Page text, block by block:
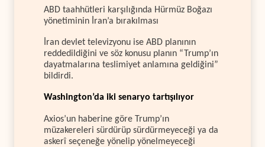
ABD taahhütleri karşılığında Hürmüz Boğazı
yönetiminin İran’a bırakılması
İran devlet televizyonu ise ABD planının
reddedildiğini ve söz konusu planın “Trump’ın
dayatmalarına teslimiyet anlamına geldiğini”
bildirdi.
Washington’da iki senaryo tartışılıyor
Axios’un haberine göre Trump’ın
müzakereleri sürdürüp sürdürmeyeceği ya da
askerî seçeneğe yönelip yönelmeyeceği